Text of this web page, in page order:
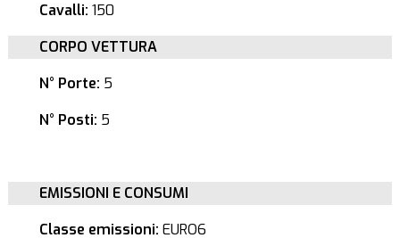
Cavalli: 150
CORPO VETTURA
N° Porte: 5
N° Posti: 5
EMISSIONI E CONSUMI
Classe emissioni: EURO6